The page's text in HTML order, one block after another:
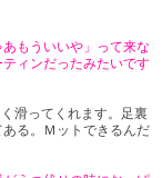
もういいや」って来な
ィンだったみたいです
滑ってくれます。足裏
る。Ｍットできるんだ